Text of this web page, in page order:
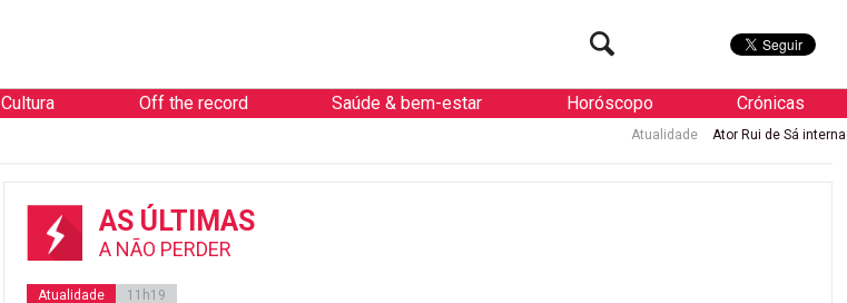
Cultura Off the record Saúde & bem-estar Horóscopo Crónicas
Atualidade Ator Rui de Sá internado de
AS ÚLTIMAS
A NÃO PERDER
Atualidade 11h19